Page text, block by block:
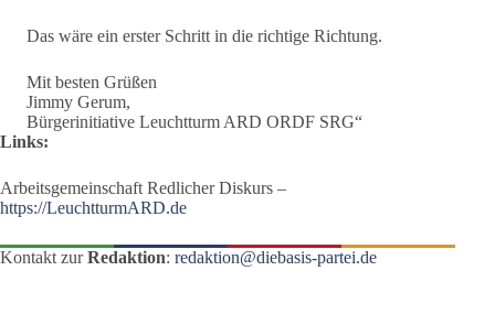
Das wäre ein erster Schritt in die richtige Richtung.
Mit besten Grüßen
Jimmy Gerum,
Bürgerinitiative Leuchtturm ARD ORDF SRG“
Links:
Arbeitsgemeinschaft Redlicher Diskurs –
https://LeuchtturmARD.de
Kontakt zurRedaktion: redaktion@diebasis-partei.de